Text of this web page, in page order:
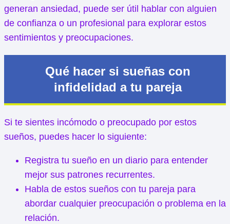
generan ansiedad, puede ser útil hablar con alguien
de confianza o un profesional para explorar estos
sentimientos y preocupaciones.
Qué hacer si sueñas con
infidelidad a tu pareja
Si te sientes incómodo o preocupado por estos
sueños, puedes hacer lo siguiente:
Registra tu sueño en un diario para entender
mejor sus patrones recurrentes.
Habla de estos sueños con tu pareja para
abordar cualquier preocupación o problema en la
relación.